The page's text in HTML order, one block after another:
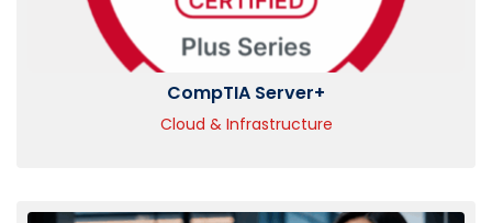
CompTIA Server+
Cloud & Infrastructure